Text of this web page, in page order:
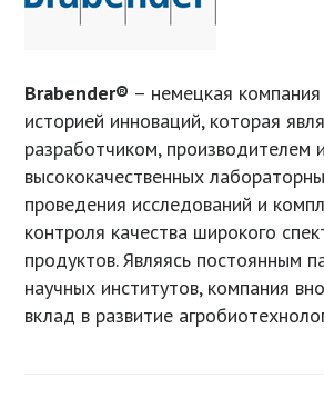
Brabender®️ – немецкая
историей инноваций, которая
разработчиком, производителем
высококачественных
проведения исследований и
контроля качества широкого
продуктов. Являясь постоянным
научных институтов, компания
вклад в развитие